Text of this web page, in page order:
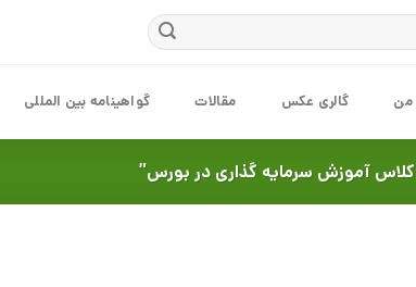
من گالری عکس مقالات گواهینامه بین المللی
آموزش سرمایه گذاری در بورس”